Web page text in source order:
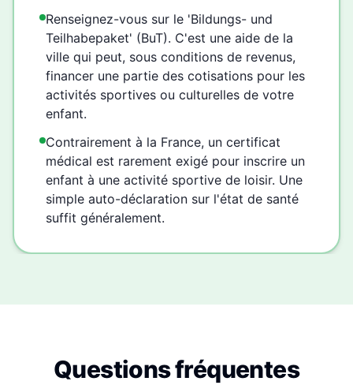
Renseignez-vous sur le 'Bildungs- und
Teilhabepaket' (BuT). C'est une aide de la
ville qui peut, sous conditions de revenus,
financer une partie des cotisations pour les
activités sportives ou culturelles de votre
enfant.
Contrairement à la France, un certificat
médical est rarement exigé pour inscrire un
enfant à une activité sportive de loisir. Une
simple auto-déclaration sur l'état de santé
suffit généralement.
Questions fréquentes